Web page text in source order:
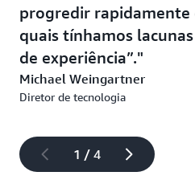
progredir rapidamente
quais tínhamos
de experiência”.
Michael Weingartner
Diretor de tecnologia
1 / 4